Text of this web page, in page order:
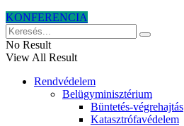
KONFERENCIA
No Result
View All Result
Rendvédelem
Belügyminisztérium
Büntetés-végrehajtás
Katasztrófavédelem